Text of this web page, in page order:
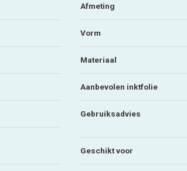
Afmeting
Vorm
Materiaal
Aanbevolen inktfolie
Gebruiksadvies
Geschikt voor